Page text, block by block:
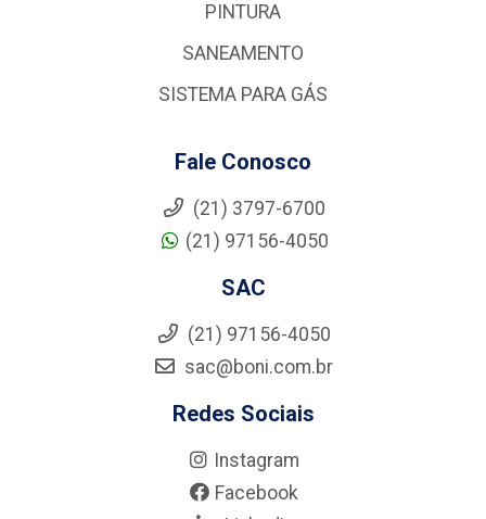
PINTURA
SANEAMENTO
SISTEMA PARA GÁS
Fale Conosco
(21) 3797-6700
(21) 97156-4050
SAC
(21) 97156-4050
sac@boni.com.br
Redes Sociais
Instagram
Facebook